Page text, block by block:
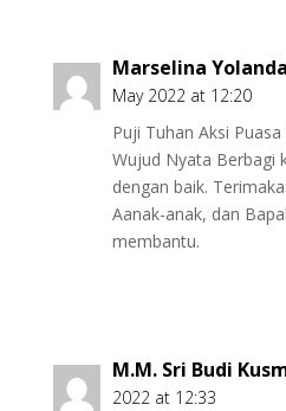
Marselina
May 2022 at 12:20
Puji Tuhan Aksi
Wujud Nyata Berbagi
dengan baik.
Aanak-anak, dan
membantu.
M.M. Sri Budi
2022 at 12:33